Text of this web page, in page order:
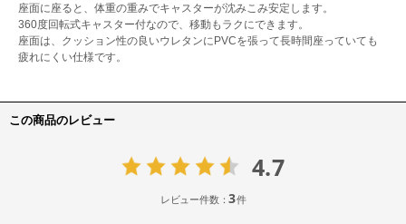
座面に座ると、体重の重みでキャスターが沈みこみ安定します。
360度回転式キャスター付なので、移動もラクにできます。
座面は、クッション性の良いウレタンにPVCを張って長時間座っていても
疲れにくい仕様です。
この商品のレビュー
4.7
レビュー件数：3件